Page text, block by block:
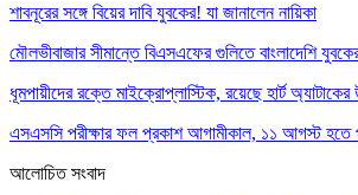
শাবনূরের সঙ্গে বিয়ের দাবি যুবকের! যা জানালেন নায়িকা
মৌলভীবাজার সীমান্তে বিএসএফের গুলিতে বাংলাদেশি
ধূমপায়ীদের রক্তে মাইক্রোপ্লাস্টিক, রয়েছে হার্ট
এসএসসি পরীক্ষার ফল প্রকাশ আগামীকাল, ১১ আগস্ট হতে
আলোচিত সংবাদ